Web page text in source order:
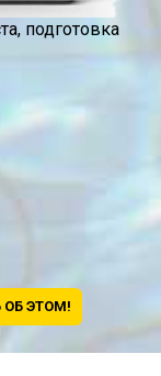
подготовка
ОБ ЭТОМ!